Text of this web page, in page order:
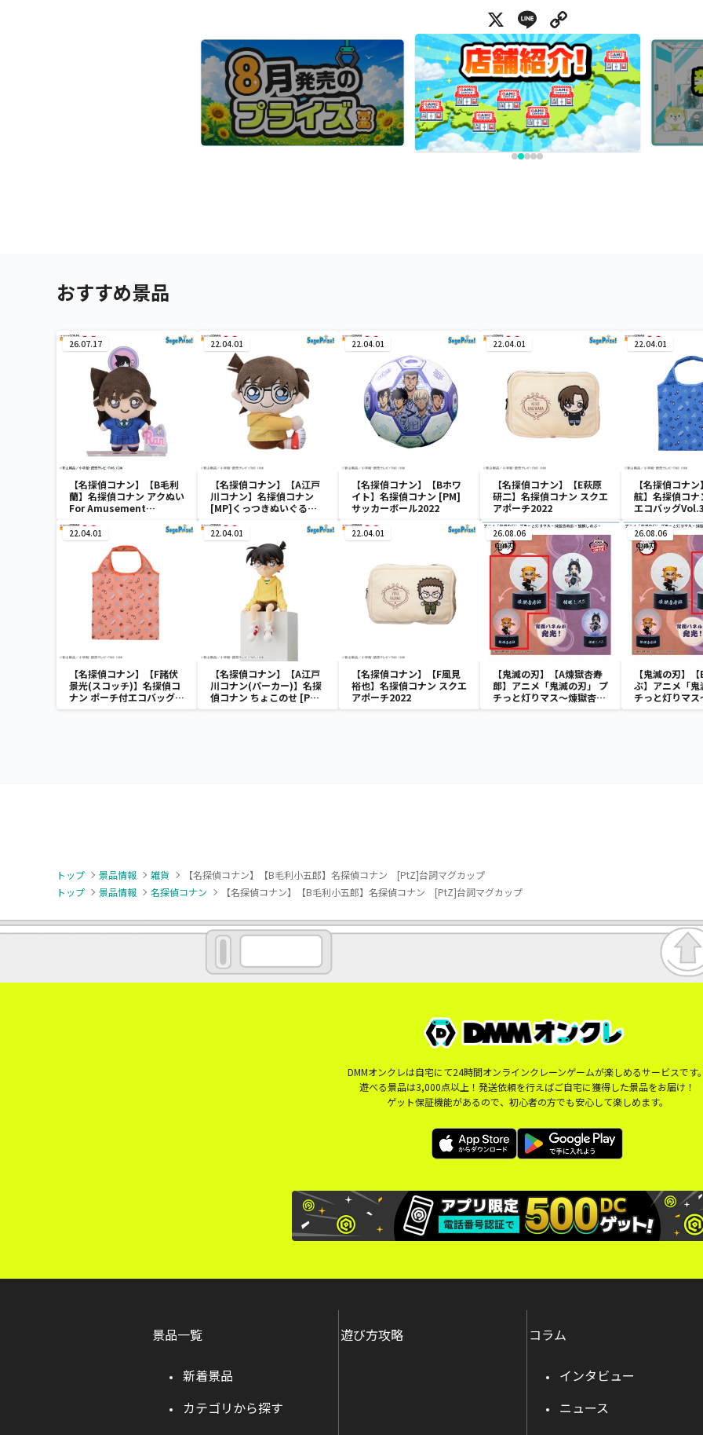
X Line
おすすめ景品
26.07.17
【名探偵コナン】【B毛利
蘭】名探偵コナン アクぬい
For Amusement
22.04.01
【名探偵コナン】【A江戸
川コナン】名探偵コナン
[MP]くっつきぬいぐる
藤”
22.04.01
【名探偵コナン】【Bホワ
イト】名探偵コナン [PM]
サッカーボール2022
22.04.01
【名探偵コナン】【E萩原
研二】名探偵コナン スクエ
アポーチ2022
22.04.01
【名探偵コナ
航】名探偵コナ
エコバッグ
22.04.01
【名探偵コナン】【F諸伏
景光(スコッチ)】名探偵コ
ナン ポーチ付エコバッグ
Vol.3
22.04.01
【名探偵コナン】【A江戸
川コナン(パーカー)】名探
偵コナン ちょこのせ [PM]
フィギュア“江戸川コナン”
22.04.01
【名探偵コナン】【F風見
裕也】名探偵コナン スクエ
アポーチ2022
26.08.06
【鬼滅の刃】【A煉獄杏寿
郎】アニメ「鬼滅の刃」 プ
チっと灯りマス～煉獄杏寿
郎・胡蝶しのぶ～
26.08.06
【鬼滅の刃】
ぶ】アニメ「鬼
チっと灯りマ
郎・胡蝶しのぶ
トップ 景品情報 雑貨
【名探偵コナン】【B毛利小五郎】名探偵コナン [PtZ]台詞マグカップ
トップ
景品情報 名探偵コナン 【名探偵コナン】【B毛利小五郎】名探偵コナン [PtZ]台詞マグカップ
DMMオンクレは自宅にて24時間オンラインクレーンゲームが楽しめるサービスです
遊べる景品は3,000点以上！発送依頼を行えばご自宅に獲得した景品をお届け！
ゲット保証機能があるので、初心者の方でも安心して楽しめます。
景品一覧
新着景品
カテゴリから探す
遊び方攻略 コラム
インタビュー
ニュース